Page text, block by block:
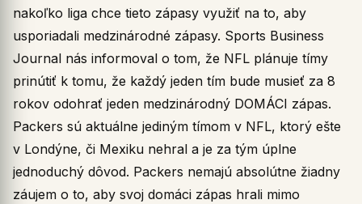
nakoľko liga chce tieto zápasy využiť na to, aby
usporiadali medzinárodné zápasy. Sports Business
Journal nás informoval o tom, že NFL plánuje tímy
prinútiť k tomu, že každý jeden tím bude musieť za 8
rokov odohrať jeden medzinárodný DOMÁCI zápas.
Packers sú aktuálne jediným tímom v NFL, ktorý ešte
v Londýne, či Mexiku nehral a je za tým úplne
jednoduchý dôvod. Packers nemajú absolútne žiadny
záujem o to, aby svoj domáci zápas hrali mimo